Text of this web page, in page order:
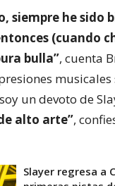
siempre he sido
(cuando
bulla”, cuenta
musicales
un devoto de
alto arte”,
Slayer regresa a